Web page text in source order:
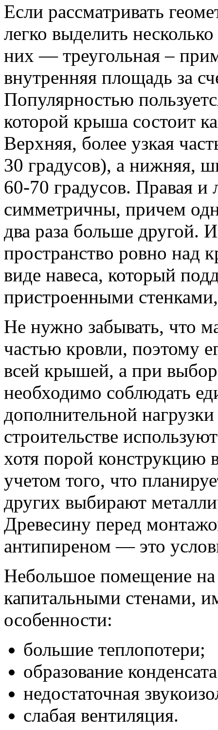
Если рассматривать
легко выделить
них — треугольная –
внутренняя площадь за
Популярностью
которой крыша состоит
Верхняя, более узкая
30 градусов), а нижняя,
60-70 градусов. Правая и
симметричны, причем
два раза больше другой.
пространство ровно над
виде навеса, который
пристроенными
Не нужно забывать, что
частью кровли, поэтому
всей крышей, а при
необходимо соблюдать
дополнительной
строительстве
хотя порой конструкцию
учетом того, что
других выбирают
Древесину перед
антипиреном — это
Небольшое помещение
капитальными стенами,
особенности:
большие теплопотери;
образование
недостаточная
слабая вентиляция.